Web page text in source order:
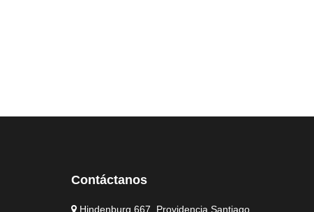
Contáctanos
Hindenburg 667, Providencia Santiago